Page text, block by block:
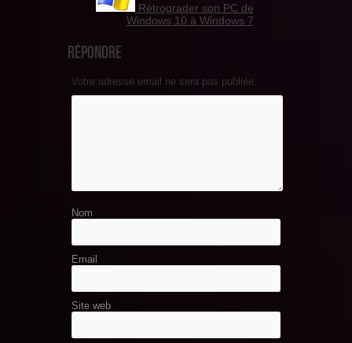
Rétrograder son PC de
Windows 10 à Windows 7
Répondre
Votre adresse email ne sera pas publiée.
Nom
Email
Site web